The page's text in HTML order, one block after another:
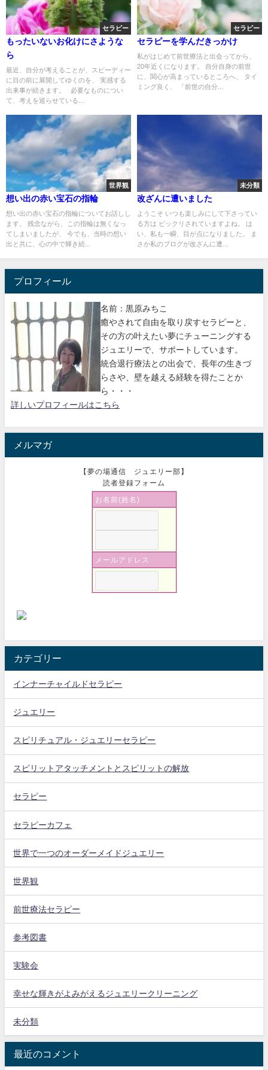
セラピー
もったいないお化けにさような
ら
最近、自分が考えることが、スピーディー
に目の前に展開してゆくのを、 実感する
出来事が続きます。 必要なものについ
て、考えを巡らせている...
セラピー
セラピーを学んだきっかけ
私がはじめて前世療法と出会ってから、
20年近くになります。 自分自身の前世
に、関心が高まっているところへ、 タイ
ミング良く、 「前世の自分...
世界観
想い出の赤い宝石の指輪
想い出の赤い宝石の指輪についてお話しし
ます。 残念ながら、この指輪は無くなっ
てしまいましたが、 今でも、当時の想い
出と共に、心の中で輝き続...
未分類
改ざんに遭いました
ようこそ いつも楽しみにして下さってい
る方は ビックリされていますよね。 は
い、私も一瞬、目が点になりました。 ま
さか私のブログが改ざんに遭...
プロフィール
名前：黒原みちこ
癒やされて自由を取り戻すセラピーと、
その方の叶えたい夢にチューニングする
ジュエリーで、サポートしています。
統合退行療法との出会で、長年の生きづ
らさや、壁を越える経験を得たことか
ら・・・
詳しいプロフィールはこちら
メルマガ
【夢の場通信 ジュエリー部】
読者登録フォーム
お名前(姓名)
メールアドレス
カテゴリー
インナーチャイルドセラピー
ジュエリー
スピリチュアル・ジュエリーセラピー
スピリットアタッチメントとスピリットの解放
セラピー
セラピーカフェ
世界で一つのオーダーメイドジュエリー
世界観
前世療法セラピー
参考図書
実験会
幸せな輝きがよみがえるジュエリークリーニング
未分類
最近のコメント